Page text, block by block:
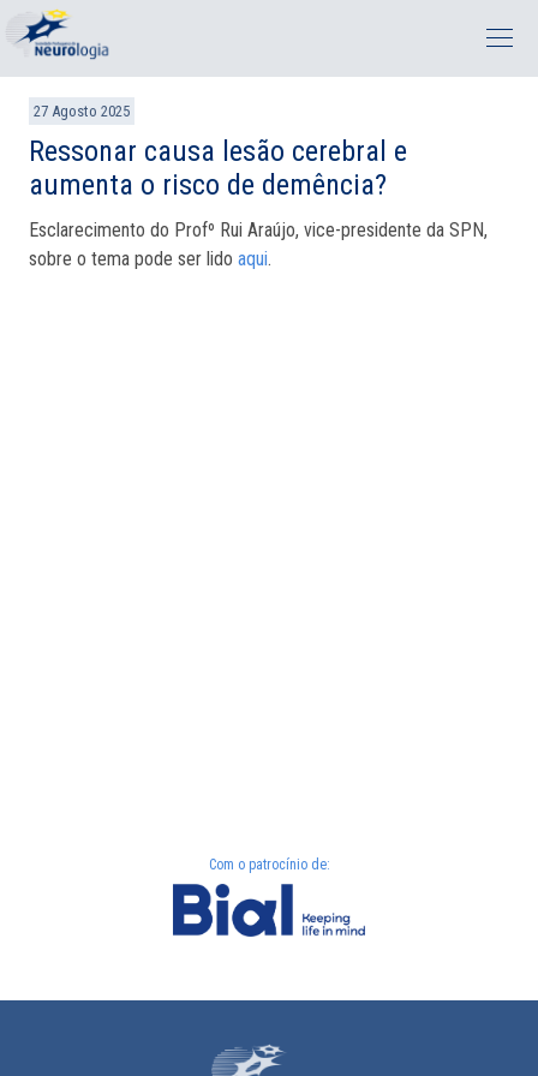
27 Agosto 2025
Ressonar causa lesão cerebral e
aumenta o risco de demência?
Esclarecimento do Profº Rui Araújo, vice-presidente da SPN,
sobre o tema pode ser lido aqui.
Com o patrocínio de: